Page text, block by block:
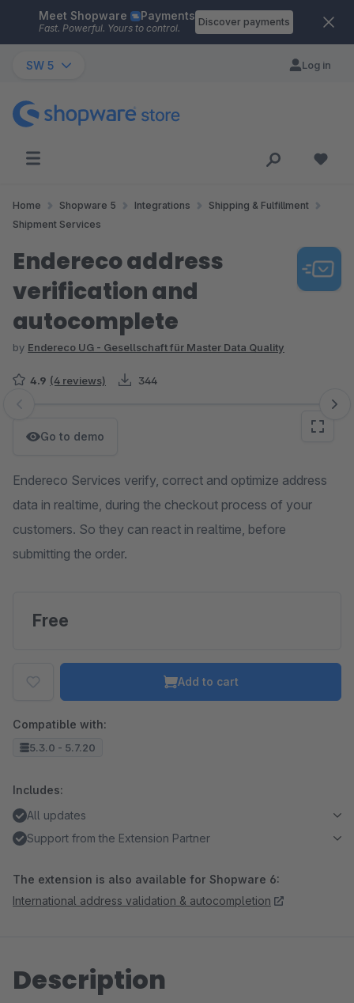
Skip to main content
Meet Shopware Payments
Fast. Powerful. Yours to control.
Discover payments
SW 5 Log in
Home Shopware 5 Integrations
Shipping & Fulfillment
Shipment Services
Endereco address
verification and
autocomplete
by Endereco UG - Gesellschaft für Master Data Quality
4.9 (4 reviews) 344
Skip image gallery
Go to demo
Endereco Services verify, correct and optimize address
data in realtime, during the checkout process of your
customers. So they can react in realtime, before
submitting the order.
Free
Add to cart
Compatible with:
5.3.0 - 5.7.20
Includes:
All updates
Support from the Extension Partner
The extension is also available for Shopware 6:
International address validation & autocompletion
Description